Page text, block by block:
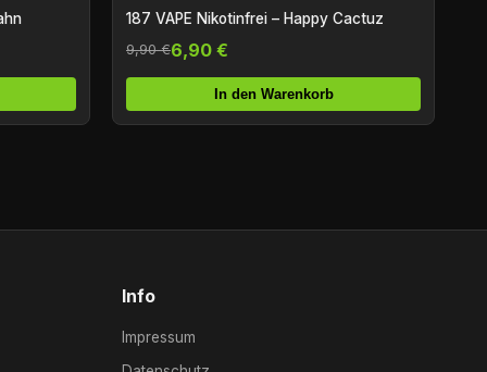
187 VAPE Nikotinfrei – Happy Cactuz
9,90 €6,90 €
In den Warenkorb
Info
Impressum